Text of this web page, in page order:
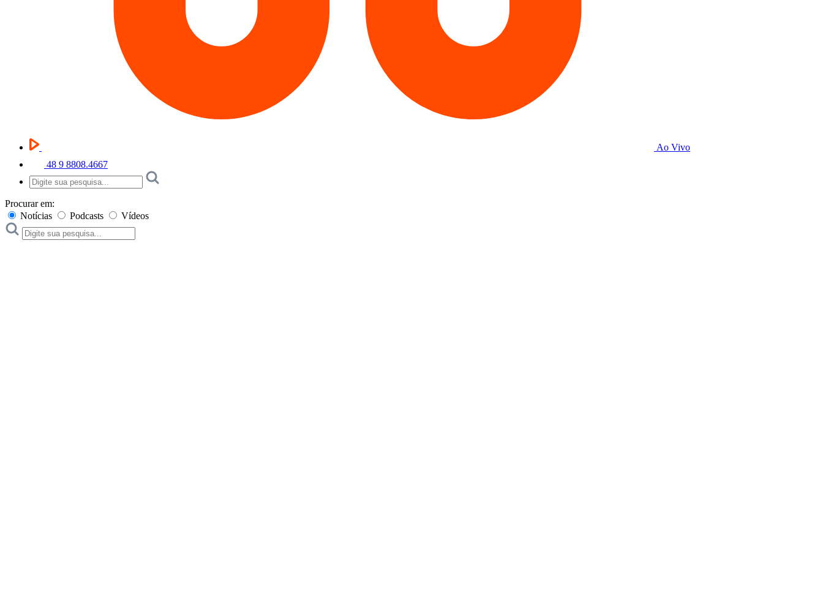
Ao Vivo
48 9 8808.4667
Procurar em:
Notícias
Podcasts Vídeos